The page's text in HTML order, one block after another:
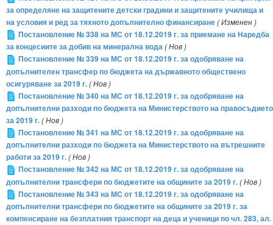
за определяне на защитените детски градини и защитените училища и
на условия и ред за тяхното допълнително финансиране( Изменен )
Постановление № 338 на МС от 18.12.2019 г. за приемане на Наредба
за концесиите за добив на минерална вода( Нов )
Постановление № 339 на МС от 18.12.2019 г. за одобряване на
допълнителен трансфер по бюджета на държавното обществено
осигуряване за 2019 г.( Нов )
Постановление № 340 на МС от 18.12.2019 г. за одобряване на
допълнителни разходи по бюджета на Министерството на правосъдието
за 2019 г.( Нов )
Постановление № 341 на МС от 18.12.2019 г. за одобряване на
допълнителни разходи по бюджета на Министерството на вътрешните
работи за 2019 г.( Нов )
Постановление № 342 на МС от 18.12.2019 г. за одобряване на
допълнителни трансфери по бюджетите на общините за 2019 г.( Нов )
Постановление № 343 на МС от 18.12.2019 г. за одобряване на
допълнителни трансфери по бюджетите на общините за 2019 г. за
компенсиране на безплатния транспорт на деца и ученици по чл. 283, ал.